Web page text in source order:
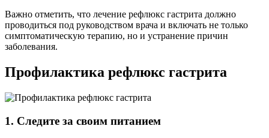
Важно отметить, что лечение рефлюкс гастрита должно
проводиться под руководством врача и включать не только
симптоматическую терапию, но и устранение причин
заболевания.
Профилактика рефлюкс гастрита
1. Следите за своим питанием